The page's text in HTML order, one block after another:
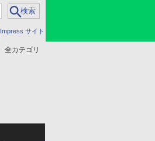
Impress サイト
全カテゴリ